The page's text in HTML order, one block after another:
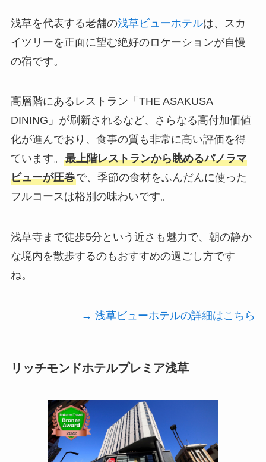
浅草を代表する老舗の浅草ビューホテルは、スカ
イツリーを正面に望む絶好のロケーションが自慢
の宿です。
高層階にあるレストラン「THE ASAKUSA
DINING」が刷新されるなど、さらなる高付加価値
化が進んでおり、食事の質も非常に高い評価を得
ています。 最上階レストランから眺めるパノラマ
ビューが圧巻で、季節の食材をふんだんに使った
フルコースは格別の味わいです。
浅草寺まで徒歩5分という近さも魅力で、朝の静か
な境内を散歩するのもおすすめの過ごし方です
ね。
→ 浅草ビューホテルの詳細はこちら
リッチモンドホテルプレミア浅草